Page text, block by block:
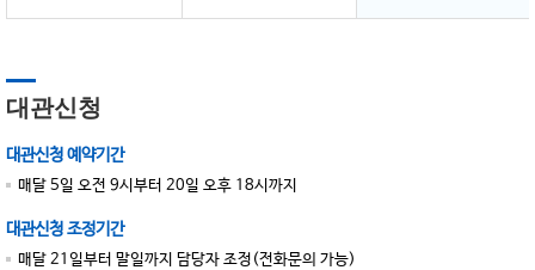
대관신청
대관신청 예약기간
매달 5일 오전 9시부터 20일 오후 18시까지
대관신청 조정기간
매달 21일부터 말일까지 담당자 조정(전화문의 가능)